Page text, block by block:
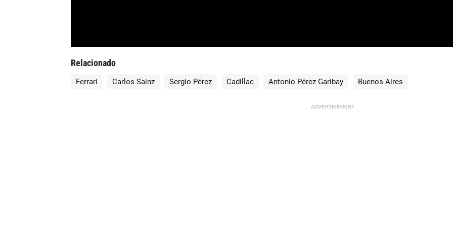
Relacionado
Ferrari Carlos Sainz Sergio Pérez Cadillac Antonio Pérez Garibay Buenos Aires
ADVERTISEMENT